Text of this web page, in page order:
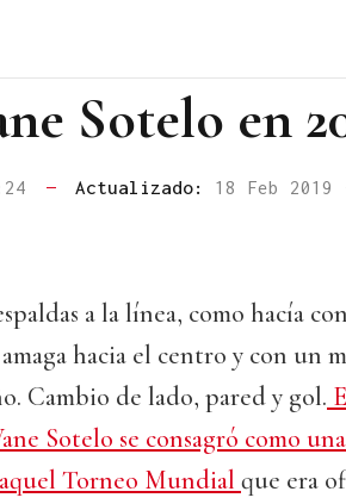
Sotelo en
— Actualizado: 18 Feb 2019
a la línea, como hacía
hacia el centro y con
Cambio de lado, pared y gol.
Sotelo se consagró como
Torneo Mundial que era